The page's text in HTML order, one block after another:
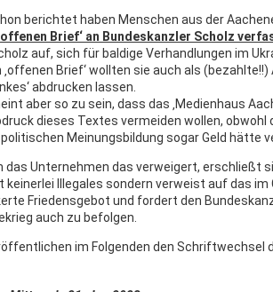
berichtet haben Menschen aus der
Brief‘ an Bundeskanzler Scholz
auf, sich für baldige Verhandlungen im
‚offenen Brief‘ wollten sie auch als (bezahlte!!)
abdrucken lassen.
aber so zu sein, dass das ‚Medienhaus
dieses Textes vermeiden wollen, obwohl
Meinungsbildung sogar Geld hätte
das Unternehmen das verweigert, erschließt
keinerlei Illegales sondern verweist auf das im
Friedensgebot und fordert den
auch zu befolgen.
im Folgenden den Schriftwechsel